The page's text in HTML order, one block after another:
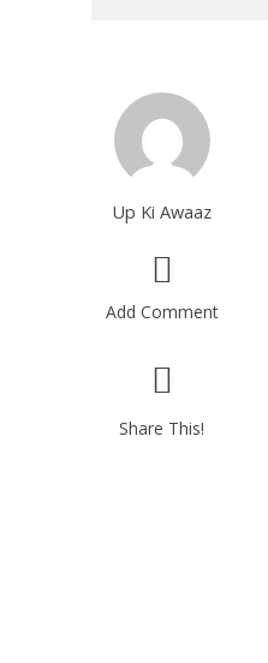
Up Ki Awaaz
Add Comment
Share This!